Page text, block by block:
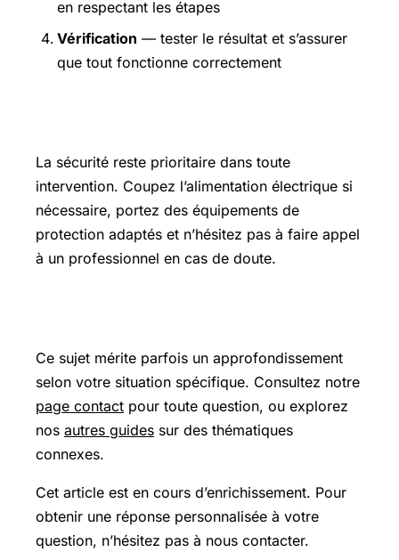
en respectant les étapes
Vérification — tester le résultat et s’assurer
que tout fonctionne correctement
La sécurité reste prioritaire dans toute
intervention. Coupez l’alimentation électrique si
nécessaire, portez des équipements de
protection adaptés et n’hésitez pas à faire appel
à un professionnel en cas de doute.
Ce sujet mérite parfois un approfondissement
selon votre situation spécifique. Consultez notre
page contact pour toute question, ou explorez
nos autres guides sur des thématiques
connexes.
Cet article est en cours d’enrichissement. Pour
obtenir une réponse personnalisée à votre
question, n’hésitez pas à nous contacter.